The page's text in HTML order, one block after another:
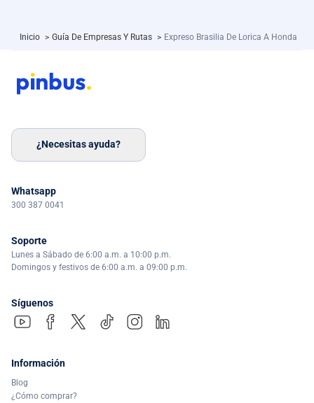
Inicio > Guía De Empresas Y Rutas > Expreso Brasilia De Lorica A Honda
¿Necesitas ayuda?
Whatsapp
300 387 0041
Soporte
Lunes a Sábado de 6:00 a.m. a 10:00 p.m.
Domingos y festivos de 6:00 a.m. a 09:00 p.m.
Síguenos
Información
Blog
¿Cómo comprar?